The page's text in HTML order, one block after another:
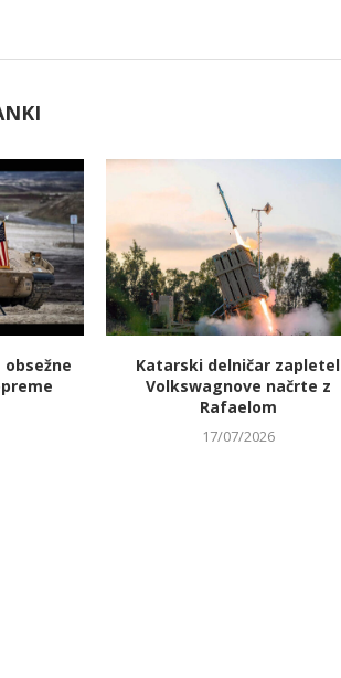
Katarski delničar zapletel
Volkswagnove načrte z
Rafaelom
17/07/2026